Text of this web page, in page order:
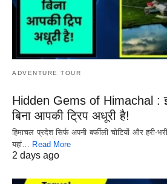
ADVENTURE TOUR
Hidden Gems of Himachal :
बिना आपकी ट्रिप अधूरी है!
हिमाचल प्रदेश सिर्फ अपनी बर्फीली चोटियों और हरी-
यहां…
Read More
2 days ago